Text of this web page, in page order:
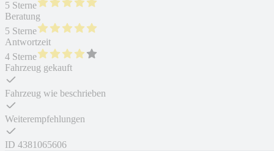
5 Sterne
Beratung
5 Sterne
Antwortzeit
4 Sterne
Fahrzeug gekauft
Fahrzeug wie beschrieben
Weiterempfehlungen
ID 4381065606